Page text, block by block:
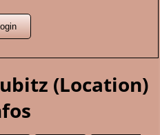
(Location)